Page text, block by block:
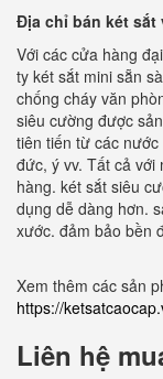
Địa chỉ bán két sắt
Với các cửa hàng
ty két sắt mini sẵn
chống cháy văn
siêu cường được
tiên tiến từ các
đức, ý vv. Tất cả với
hàng. két sắt siêu
dụng dễ dàng hơn.
xước. đảm bảo bền
Xem thêm các sản
https://
Liên hệ